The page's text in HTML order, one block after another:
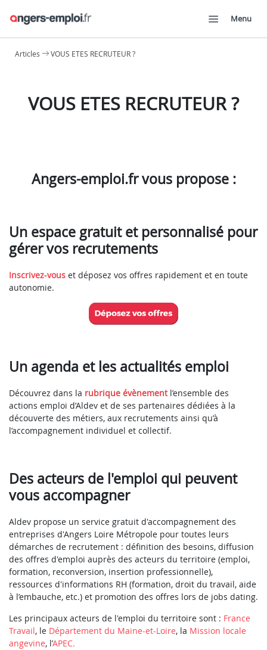
Menu
Articles VOUS ETES RECRUTEUR ?
VOUS ETES RECRUTEUR ?
Angers-emploi.fr vous propose :
Un espace gratuit et personnalisé pour
gérer vos recrutements
Inscrivez-vous et déposez vos offres rapidement et en toute
autonomie.
Un agenda et les actualités emploi
Découvrez dans la rubrique évènement l’ensemble des
actions emploi d’Aldev et de ses partenaires dédiées à la
découverte des métiers, aux recrutements ainsi qu’à
l’accompagnement individuel et collectif.
Des acteurs de l'emploi qui peuvent
vous accompagner
Aldev propose un service gratuit d'accompagnement des
entreprises d'Angers Loire Métropole pour toutes leurs
démarches de recrutement : définition des besoins, diffusion
des offres d'emploi auprès des acteurs du territoire (emploi,
formation, reconversion, insertion professionnelle),
ressources d'informations RH (formation, droit du travail, aide
à l’embauche, etc.) et promotion des offres lors de jobs dating.
Les principaux acteurs de l'emploi du territoire sont : France
Travail, le Département du Maine-et-Loire, la Mission locale
angevine, l’APEC.